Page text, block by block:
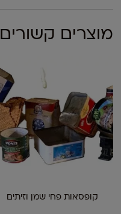
מוצרים קשורים
קופסאות פחי שמן וזיתים